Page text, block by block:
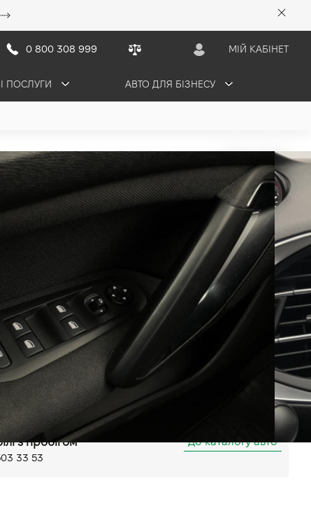
0 800 308 999 МІЙ КАБІНЕТ
ПОСЛУГИ АВТО ДЛЯ БІЗНЕСУ
ПРОДАНО
Автомат
керма шкірою
стабілізації (ESP)
Кільцева, 58
з пробігом
33 53
До каталогу авто